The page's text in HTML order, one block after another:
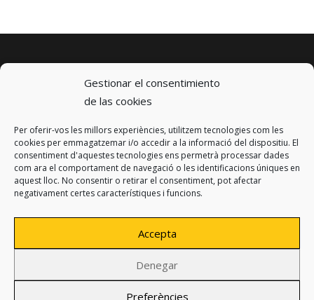
Gestionar el consentimiento
de las cookies
Per oferir-vos les millors experiències, utilitzem tecnologies com les
cookies per emmagatzemar i/o accedir a la informació del dispositiu. El
consentiment d'aquestes tecnologies ens permetrà processar dades
com ara el comportament de navegació o les identificacions úniques en
aquest lloc. No consentir o retirar el consentiment, pot afectar
negativament certes característiques i funcions.
Accepta
Denegar
Preferències
© 2023 km0 Energy
Carrer Baldrich 222-226
08223 Terrassa, Barcelona
info@km0.energy
Privacy policy
Legal notice